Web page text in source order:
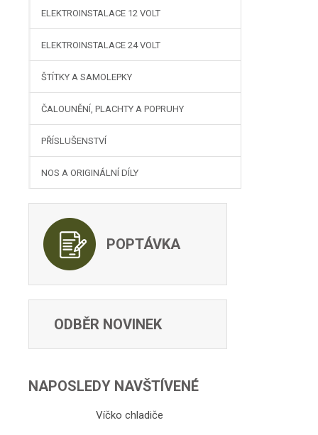
ELEKTROINSTALACE 12 VOLT
ELEKTROINSTALACE 24 VOLT
ŠTÍTKY A SAMOLEPKY
ČALOUNĚNÍ, PLACHTY A POPRUHY
PŘÍSLUŠENSTVÍ
NOS A ORIGINÁLNÍ DÍLY
POPTÁVKA
ODBĚR NOVINEK
NAPOSLEDY NAVŠTÍVENÉ
Víčko chladiče